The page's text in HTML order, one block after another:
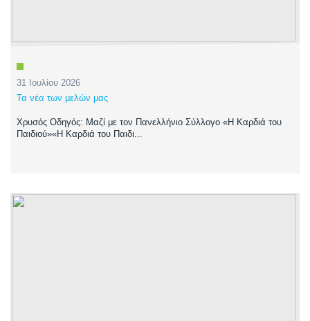
31 Ιουλίου 2026
Τα νέα των μελών μας
Χρυσός Οδηγός: Μαζί με τον Πανελλήνιο Σύλλογο «Η Καρδιά του
Παιδιού»«Η Καρδιά του Παιδι...